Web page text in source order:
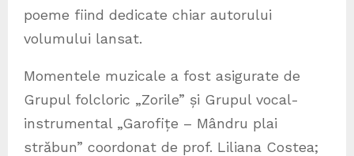
poeme fiind dedicate chiar autorului
volumului lansat.
Momentele muzicale a fost asigurate de
Grupul folcloric „Zorile” și Grupul vocal-
instrumental „Garofițe – Mândru plai
străbun” coordonat de prof. Liliana Costea;